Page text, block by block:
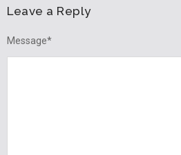
Leave a Reply
Message*